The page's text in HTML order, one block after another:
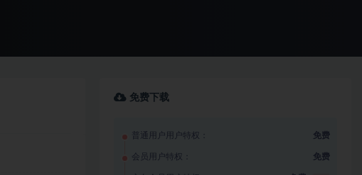
免费下载
普通用户用户特权： 免费
会员用户特权： 免费